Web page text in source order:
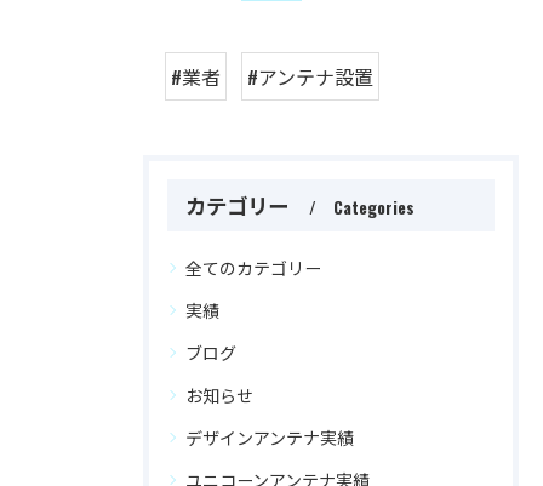
#業者 #アンテナ設置
カテゴリー Categories
全てのカテゴリー
実績
ブログ
お知らせ
デザインアンテナ実績
ユニコーンアンテナ実績